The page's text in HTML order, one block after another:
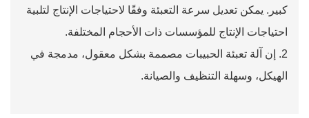
كبير. يمكن تعديل سرعة التعبئة وفقًا لاحتياجات الإنتاج لتلبية
احتياجات الإنتاج للمؤسسات ذات الأحجام المختلفة.
2. إن آلة تعبئة الحبيبات مصممة بشكل معقول، مدمجة في
الهيكل، وسهلة التنظيف والصيانة.